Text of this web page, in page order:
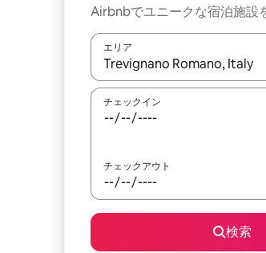
Airbnbでユニークな宿泊施設
エリア
検索結果が表示されたら、上下
チェックイン
チェックアウト
検索